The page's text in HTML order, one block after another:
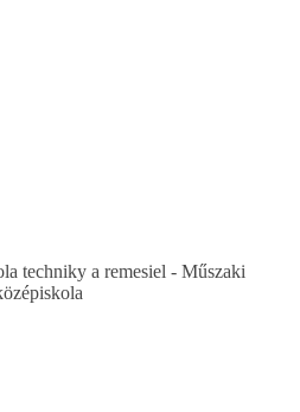
techniky a remesiel - Műszaki